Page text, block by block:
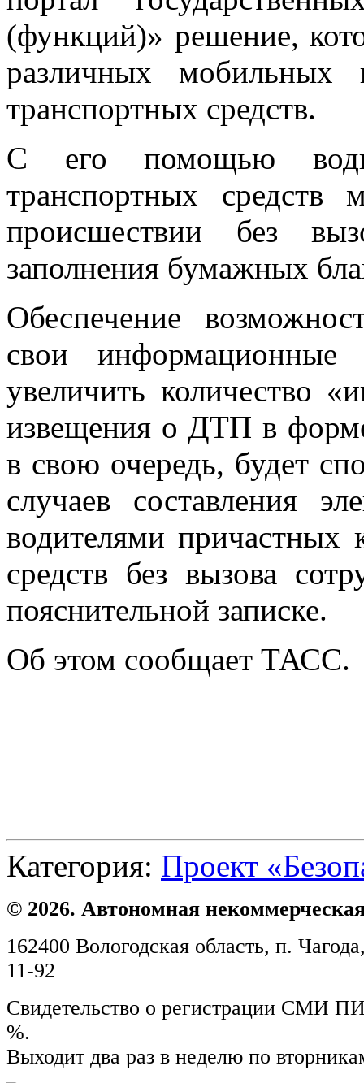
(функций)» решение,
различных мобильных
транспортных средств.
С его помощью
транспортных
происшествии без
заполнения бумажных
Обеспечение
свои
увеличить количество
извещения о ДТП в
в свою очередь, будет
случаев составления
водителями причастных
средств без вызова
пояснительной записке.
Об этом сообщает ТАСС.
Категория: Проект
© 2026. Автономная
162400 Вологодская область, п.
11-92
Свидетельство о регистрации СМИ
%.
Выходит два раз в неделю по